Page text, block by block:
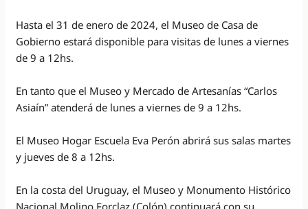
Hasta el 31 de enero de 2024, el Museo de Casa de
Gobierno estará disponible para visitas de lunes a viernes
de 9 a 12hs.
En tanto que el Museo y Mercado de Artesanías “Carlos
Asiaín” atenderá de lunes a viernes de 9 a 12hs.
El Museo Hogar Escuela Eva Perón abrirá sus salas martes
y jueves de 8 a 12hs.
En la costa del Uruguay, el Museo y Monumento Histórico
Nacional Molino Forclaz (Colón) continuará con su